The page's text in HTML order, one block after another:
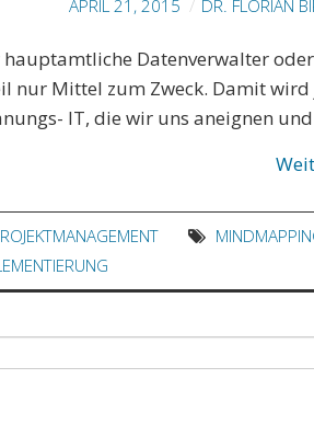
APRIL 21, 2015 DR. FLORIAN
Datenverwalter
nur Mittel zum Zweck. Damit
IT, die wir uns aneignen